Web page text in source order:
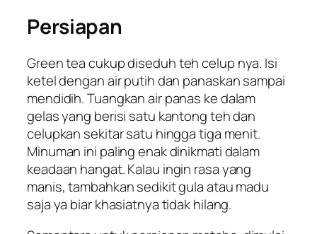
Persiapan
Green teacukup diseduh teh celup nya. Isi
ketel dengan air putih dan panaskan sampai
mendidih. Tuangkan air panas ke dalam
gelas yang berisi satu kantong teh dan
celupkan sekitar satu hingga tiga menit.
Minuman ini paling enak dinikmati dalam
keadaan hangat. Kalau ingin rasa yang
manis, tambahkan sedikit gula atau madu
saja ya biar khasiatnya tidak hilang.